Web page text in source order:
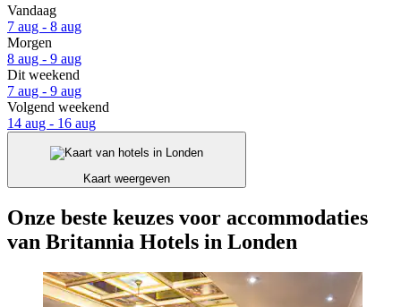
Vandaag
7 aug - 8 aug
Morgen
8 aug - 9 aug
Dit weekend
7 aug - 9 aug
Volgend weekend
14 aug - 16 aug
Kaart weergeven
Onze beste keuzes voor accommodaties
van Britannia Hotels in Londen